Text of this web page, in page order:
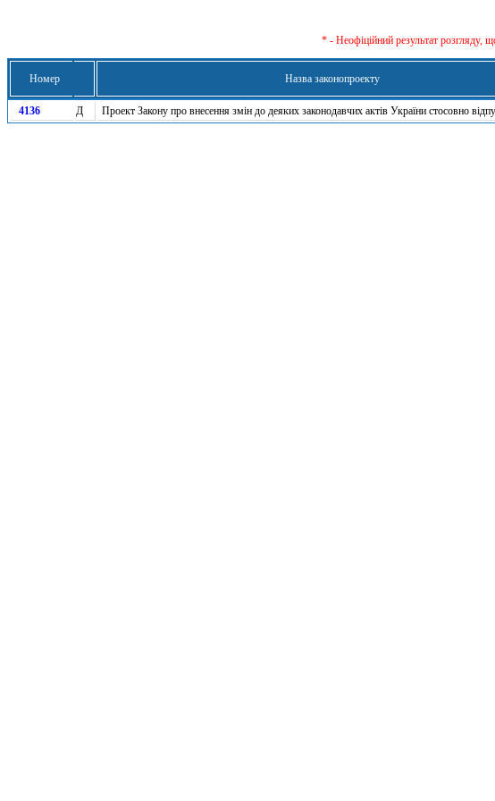
* - Неофіційний результат розгляду,
Номер Назва законопроекту
4136 Д Проект Закону про внесення змін до деяких законодавчих актів України стосовно